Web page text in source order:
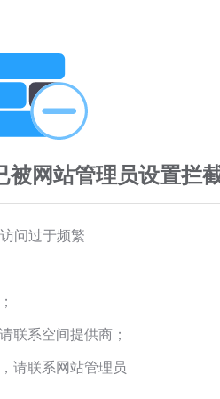
被网站管理员设置拦
问过于频繁
联系空间提供商；
请联系网站管理员